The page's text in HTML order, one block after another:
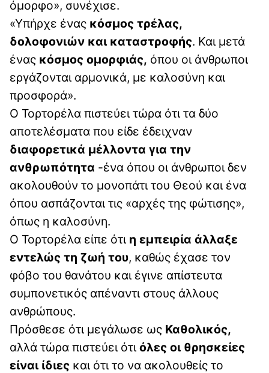
όμορφο», συνέχισε.
«Υπήρχε ένας κόσμος τρέλας,
δολοφονιών και καταστροφής. Και μετά
ένας κόσμος ομορφιάς, όπου οι άνθρωποι
εργάζονται αρμονικά, με καλοσύνη και
προσφορά».
Ο Τορτορέλα πιστεύει τώρα ότι τα δύο
αποτελέσματα που είδε έδειχναν
διαφορετικά μέλλοντα για την
ανθρωπότητα -ένα όπου οι άνθρωποι δεν
ακολουθούν το μονοπάτι του Θεού και ένα
όπου ασπάζονται τις «αρχές της φώτισης»,
όπως η καλοσύνη.
Ο Τορτορέλα είπε ότι η εμπειρία άλλαξε
εντελώς τη ζωή του, καθώς έχασε τον
φόβο του θανάτου και έγινε απίστευτα
συμπονετικός απέναντι στους άλλους
ανθρώπους.
Πρόσθεσε ότι μεγάλωσε ως Καθολικός,
αλλά τώρα πιστεύει ότι όλες οι θρησκείες
είναι ίδιες και ότι το να ακολουθείς το